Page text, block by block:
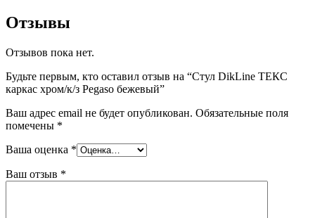
Отзывы
Отзывов пока нет.
Будьте первым, кто оставил отзыв на “Стул DikLine ТЕКС
каркас хром/к/з Pegaso бежевый”
Ваш адрес email не будет опубликован. Обязательные поля
помечены *
Ваша оценка *
Ваш отзыв *